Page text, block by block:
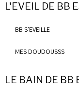
L'EVEIL DE BB
BB S'EVEILLE
MES DOUDOUSSS
LE BAIN DE BB